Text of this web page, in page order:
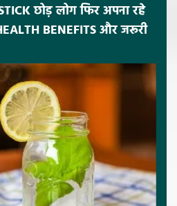
छोड़ लोग फिर अपना रहे
BENEFITS और जरूरी